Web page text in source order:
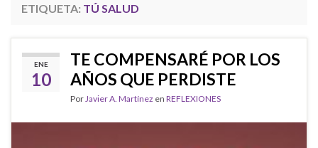
ETIQUETA: TÚ SALUD
ENE
10
TE COMPENSARÉ POR LOS
AÑOS QUE PERDISTE
Por Javier A. Martínez en REFLEXIONES